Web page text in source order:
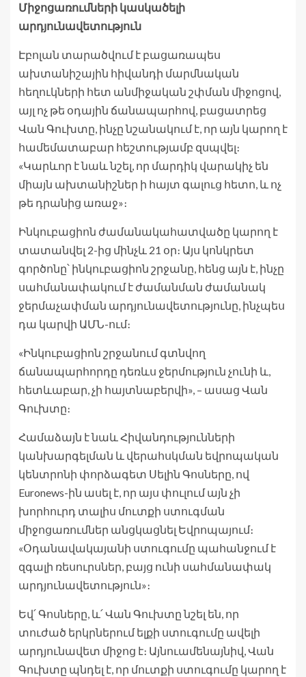
Միջոցառումների կասկածելի
արդյունավետություն
Էբոլան տարածվում է բացառապես
ախտանիշային հիվանդի մարմնական
հեղուկների հետ անմիջական շփման միջոցով,
այլ ոչ թե օդային ճանապարհով, բացատրեց
Վան Գուխտը, ինչը նշանակում է, որ այն կարող է
համեմատաբար հեշտությամբ զսպվել։
«Կարևոր է նաև նշել, որ մարդիկ վարակիչ են
միայն ախտանիշներ ի հայտ գալուց հետո, և ոչ
թե դրանից առաջ»։
Ինկուբացիոն ժամանակահատվածը կարող է
տատանվել 2-ից մինչև 21 օր։ Այս կոնկրետ
գործոնը՝ ինկուբացիոն շրջանը, հենց այն է, ինչը
սահմանափակում է ժամանման ժամանակ
ջերմաչափման արդյունավետությունը, ինչպես
դա կարվի ԱՄՆ-ում։
«Ինկուբացիոն շրջանում գտնվող
ճանապարհորդը դեռևս ջերմություն չունի և,
հետևաբար, չի հայտնաբերվի», – ասաց Վան
Գուխտը։
Համաձայն է նաև Հիվանդությունների
կանխարգելման և վերահսկման եվրոպական
կենտրոնի փորձագետ Սելին Գոսները, ով
Euronews-ին ասել է, որ այս փուլում այն ​​չի
խորհուրդ տալիս մուտքի ստուգման
միջոցառումներ անցկացնել Եվրոպայում։
«Օդանավակայանի ստուգումը պահանջում է
զգալի ռեսուրսներ, բայց ունի սահմանափակ
արդյունավետություն»։
Եվ՛ Գոսները, և՛ Վան Գուխտը նշել են, որ
տուժած երկրներում ելքի ստուգումը ավելի
արդյունավետ միջոց է։ Այնուամենայնիվ, Վան
Գուխտը պնդել է, որ մուտքի ստուգումը կարող է